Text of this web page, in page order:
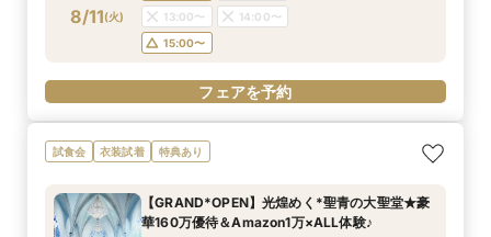
8/11(火)
13:00〜
14:00〜
15:00〜
フェアを予約
試食会 衣装試着 特典あり
【GRAND*OPEN】光煌めく*聖青の大聖堂★豪
華160万優待＆Amazon1万×ALL体験♪